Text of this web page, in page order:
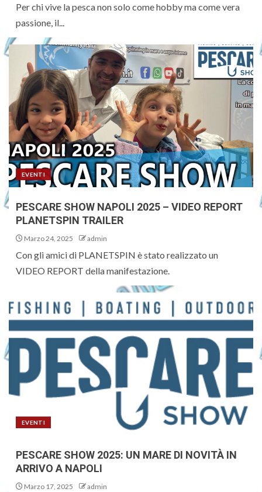
Per chi vive la pesca non solo come hobby ma come vera
passione, il...
EVENTI
PESCARE SHOW NAPOLI 2025 – VIDEO REPORT
PLANETSPIN TRAILER
Marzo 24, 2025 admin
Con gli amici di PLANETSPIN è stato realizzato un
VIDEO REPORT della manifestazione.
EVENTI
PESCARE SHOW 2025: UN MARE DI NOVITÀ IN
ARRIVO A NAPOLI
Marzo 17, 2025 admin